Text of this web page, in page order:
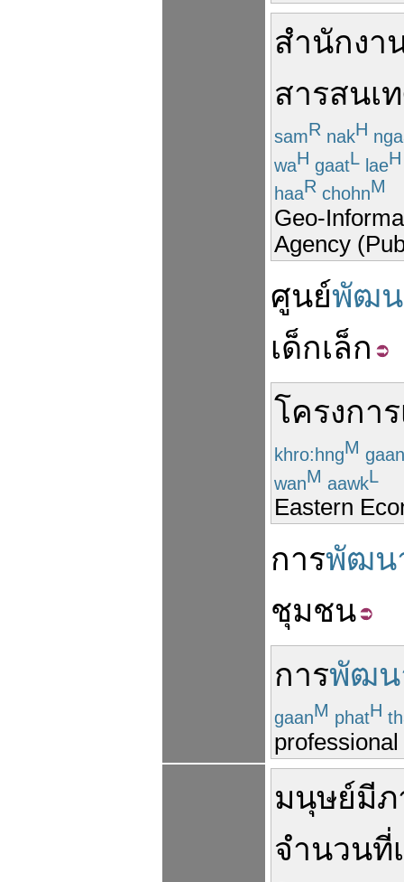
สำนักงา
สารสนเ
samR nakH
waH gaatL laeH
haaR chohnM
Geo-
Agency
ศูนย์พัฒ
เด็กเล็ก
โครงการ
khro:hngM gaan
wanM aawkL
Eastern
การพัฒน
ชุมชน
การพัฒน
gaanM phatH
มนุษย์มีภ
จำนวนที่